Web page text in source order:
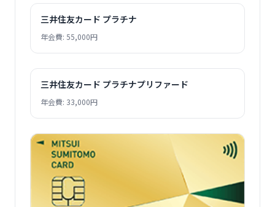
三井住友カード プラチナ
年会費: 55,000円
三井住友カード プラチナプリファード
年会費: 33,000円